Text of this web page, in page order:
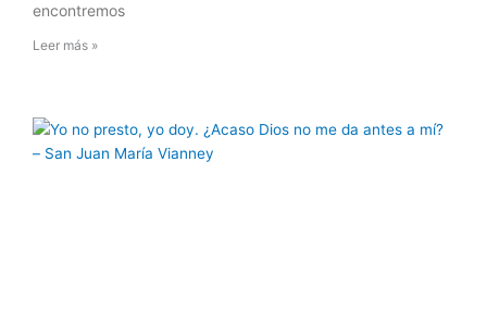
encontremos
Leer más »